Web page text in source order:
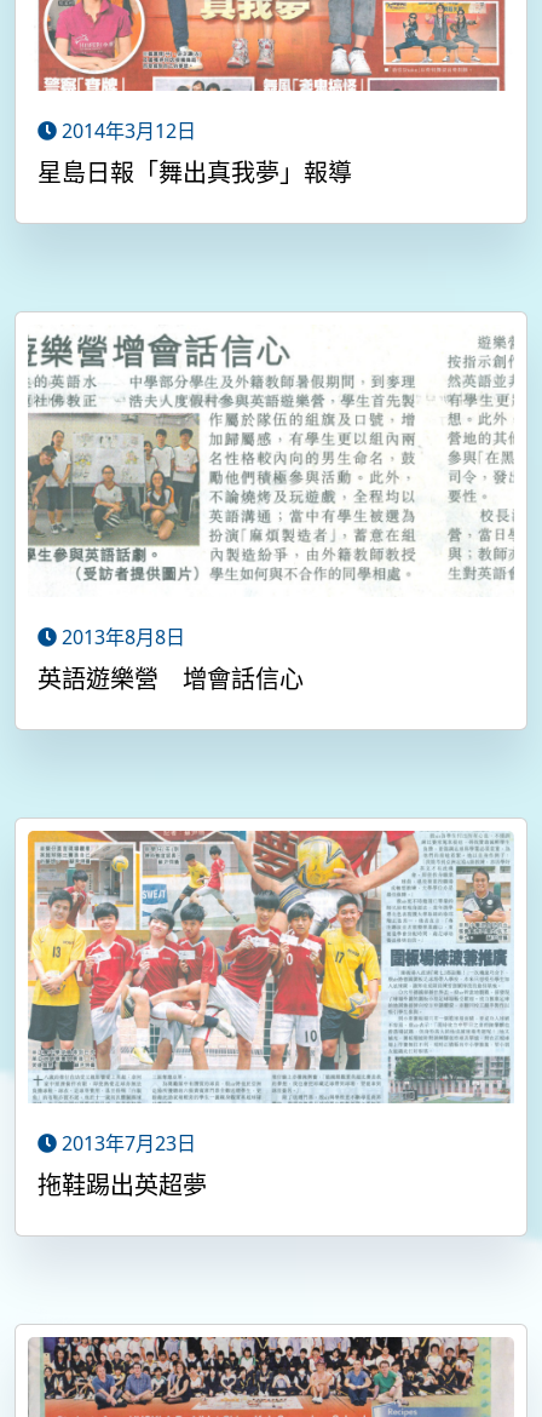
2014年3月12日
星島日報「舞出真我夢」報導
2013年8月8日
英語遊樂營 增會話信心
2013年7月23日
拖鞋踢出英超夢